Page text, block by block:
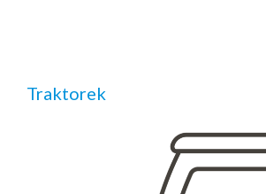
Traktorek